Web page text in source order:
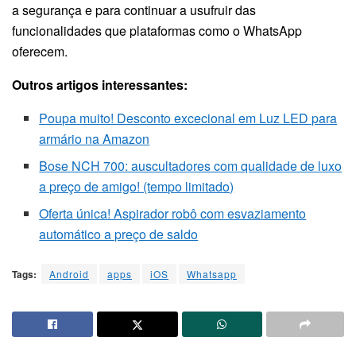
a segurança e para continuar a usufruir das
funcionalidades que plataformas como o WhatsApp
oferecem.
Outros artigos interessantes:
Poupa muito! Desconto excecional em Luz LED para
armário na Amazon
Bose NCH 700: auscultadores com qualidade de luxo
a preço de amigo! (tempo limitado)
Oferta única! Aspirador robô com esvaziamento
automático a preço de saldo
Tags: Android apps iOS Whatsapp